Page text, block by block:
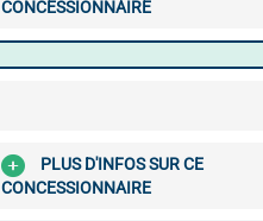
CONCESSIONNAIRE
PLUS D'INFOS SUR CE
CONCESSIONNAIRE